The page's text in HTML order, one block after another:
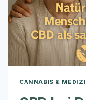
CANNABIS &